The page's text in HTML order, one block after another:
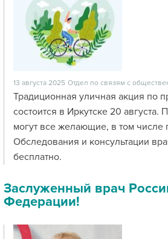
13 августа 2025 Отдел по связям с
Традиционная уличная акция по
состоится в Иркутске 20 августа.
могут все желающие, в том числе
Обследования и консультации
бесплатно.
Заслуженный врач
Федерации!